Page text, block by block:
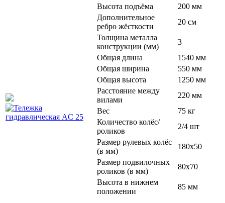
Высота подъёма
200 мм
Дополнительное
ребро жёсткости
20 см
Толщина металла
конструкции (мм)
3
Общая длина
1540 мм
Общая ширина
550 мм
Общая высота
1250 мм
Расстояние между
вилами
220 мм
Вес
75 кг
Количество колёс/
роликов
2/4 шт
Размер рулевых колёс
(в мм)
180х50
Размер подвилочных
роликов (в мм)
80х70
Высота в нижнем
положении
85 мм